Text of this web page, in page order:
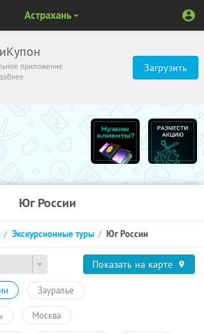
приложение
Загрузить
Астрахань
Юг России
Экскурсионные туры Юг России
Показать на карте
Зауралье
Москва